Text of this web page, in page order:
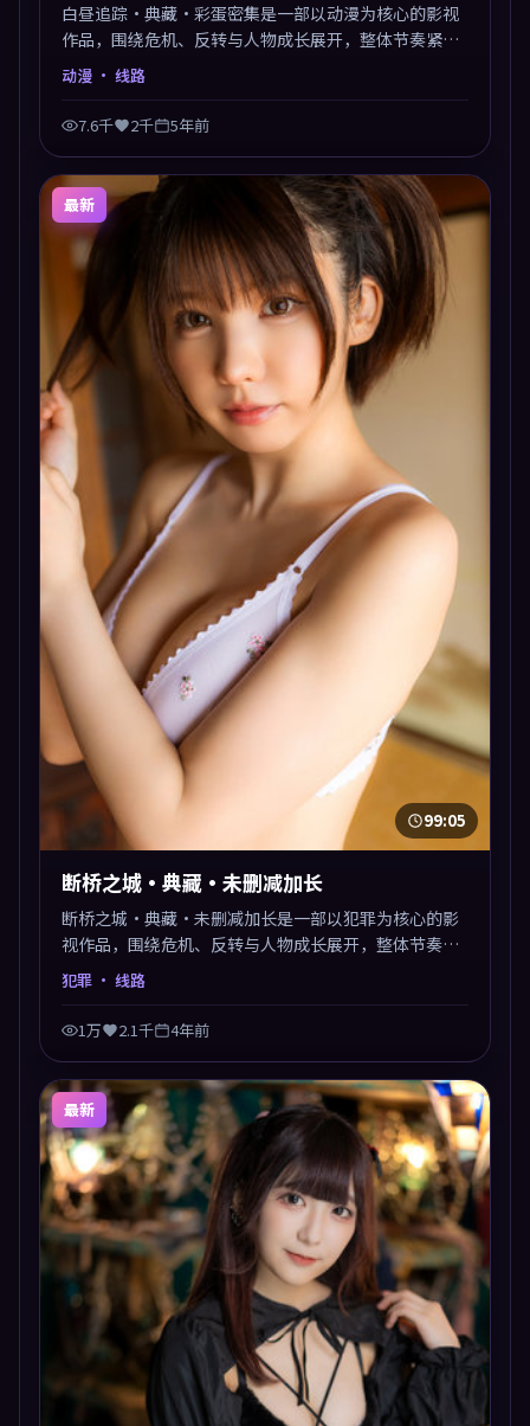
白昼追踪·典藏·彩蛋密集是一部以动漫为核心的影视
作品，围绕危机、反转与人物成长展开，整体节奏紧
凑，值得推荐观看。
动漫 · 线路
7.6千 2千 5年前
最新
99:05
断桥之城·典藏·未删减加长
断桥之城·典藏·未删减加长是一部以犯罪为核心的影
视作品，围绕危机、反转与人物成长展开，整体节奏紧
凑，值得推荐观看。
犯罪 · 线路
1万 2.1千 4年前
最新